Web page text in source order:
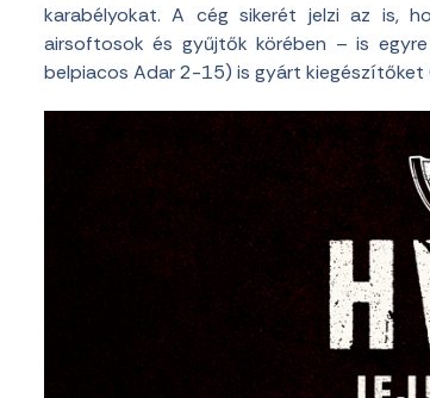
karabélyokat. A cég sikerét jelzi az is,
airsoftosok és gyűjtők körében – is
belpiacos Adar 2-15) is gyárt kiegészítőket